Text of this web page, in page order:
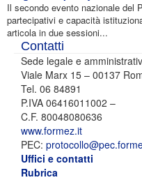
Il secondo evento nazionale del
partecipativi e capacità
articola in due sessioni...
Contatti
Sede legale e
Viale Marx 15 – 00137
Tel. 06 84891
P.IVA 06416011002 –
C.F. 80048080636
www.formez.it
PEC:
Uffici e contatti
Rubrica